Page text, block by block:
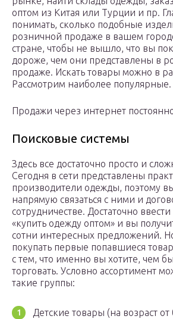
оптом из Китая или Турции и пр.
понимать, сколько подобные
розничной продаже в вашем
стране, чтобы не вышло, что вы
дороже, чем они представлены в
продаже. Искать товары можно в
Рассмотрим наиболее популярные.
Продажи через интернет
Поисковые системы
Здесь все достаточно просто и
Сегодня в сети представлены
производители одежды, поэтому
напрямую связаться с ними и
сотрудничестве. Достаточно
«купить одежду оптом» и вы
сотни интересных предложений.
покупать первые попавшиеся
с тем, что именно вы хотите, чем
торговать. Условно ассортимент
такие группы:
Детские товары (на возраст от